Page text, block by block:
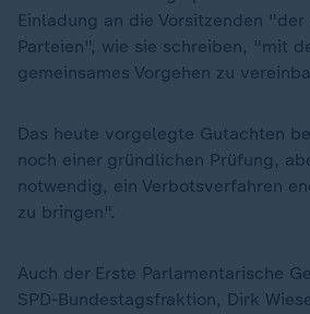
Einladung an die Vorsitzenden
Parteien", wie sie schreiben, "mit
gemeinsames Vorgehen zu
Das heute vorgelegte Gutachten
noch einer gründlichen Prüfung,
notwendig, ein Verbotsverfahren
zu bringen".
Auch der Erste Parlamentarische
SPD-Bundestagsfraktion, Dirk